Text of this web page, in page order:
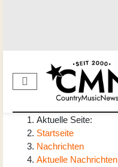
Aktuelle Seite:
Startseite
Nachrichten
Aktuelle Nachrichten